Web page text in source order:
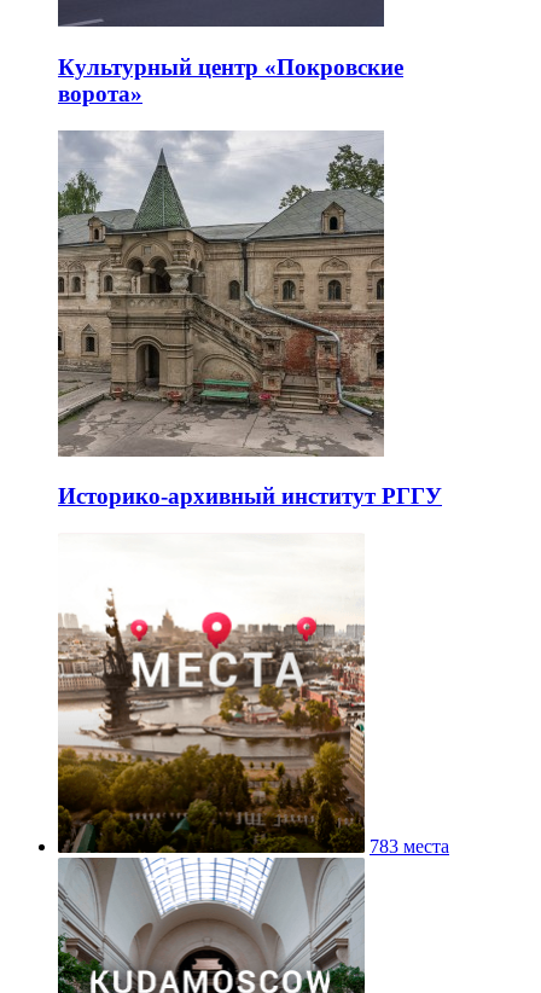
Культурный центр «Покровские
ворота»
Историко-архивный институт РГГУ
783 места